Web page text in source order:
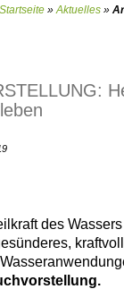
Startseite » Aktuelles »
des